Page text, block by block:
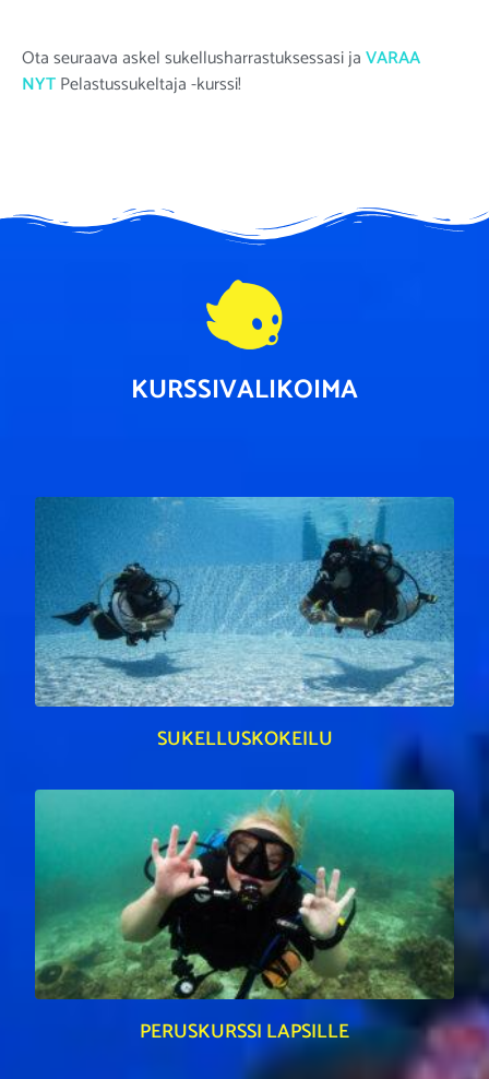
Ota seuraava askel sukellusharrastuksessasi jaVARAA
NYTPelastussukeltaja -kurssi!
KURSSIVALIKOIMA
SUKELLUSKOKEILU
PERUSKURSSI LAPSILLE